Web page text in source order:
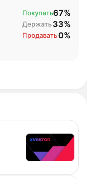
Покупать67%
Держать33%
Продавать0%